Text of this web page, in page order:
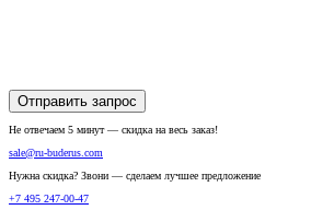
Отправить запрос
Не отвечаем 5 минут — скидка на весь заказ!
sale@ru-buderus.com
Нужна скидка? Звони — сделаем лучшее предложение
+7 495 247-00-47